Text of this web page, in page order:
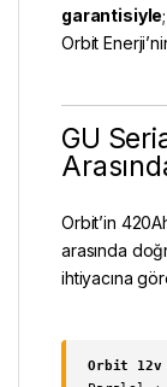
garantisiyle
Orbit
GU
Orbit’in
arasında
ihtiyacına
Orbit 12v